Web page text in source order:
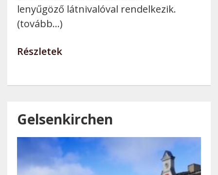
lenyűgöző látnivalóval rendelkezik.
(tovább…)
Részletek
Gelsenkirchen